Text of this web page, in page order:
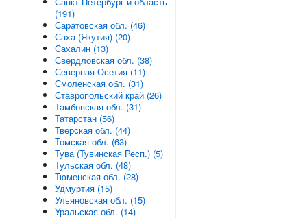
(191)
Саратовская обл. (46)
Саха (Якутия) (20)
Сахалин (13)
Свердловская обл. (38)
Северная Осетия (11)
Смоленская обл. (31)
Ставропольский край (26)
Тамбовская обл. (31)
Татарстан (56)
Тверская обл. (44)
Томская обл. (63)
Тува (Тувинская Респ.) (5)
Тульская обл. (48)
Тюменская обл. (28)
Удмуртия (15)
Ульяновская обл. (15)
Уральская обл. (14)